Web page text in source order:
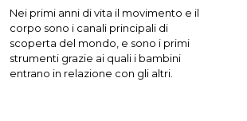
Nei primi anni di vita il movimento e il
corpo sono i canali principali di
scoperta del mondo, e sono i primi
strumenti grazie ai quali i bambini
entrano in relazione con gli altri.